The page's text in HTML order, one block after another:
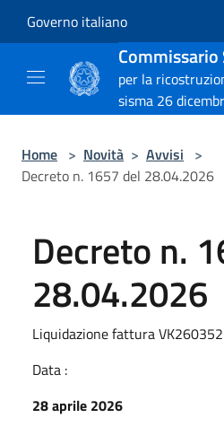
Governo italiano
per la
sisma 26
Home > Novità > Avvisi >
Decreto n. 1657 del 28.04.2026
Decreto n.
28.04.2026
Liquidazione fattura
Data :
28 aprile 2026